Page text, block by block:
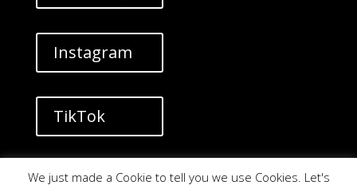
Instagram
TikTok
YouTube
We just made a Cookie to tell you we use Cookies. Let's